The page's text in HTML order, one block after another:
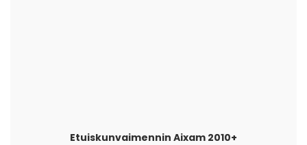
Etuiskunvaimennin Aixam 2010+